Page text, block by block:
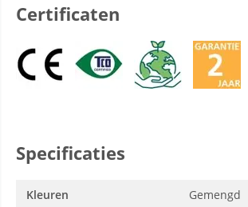
Certificaten
Specificaties
Kleuren Gemengd